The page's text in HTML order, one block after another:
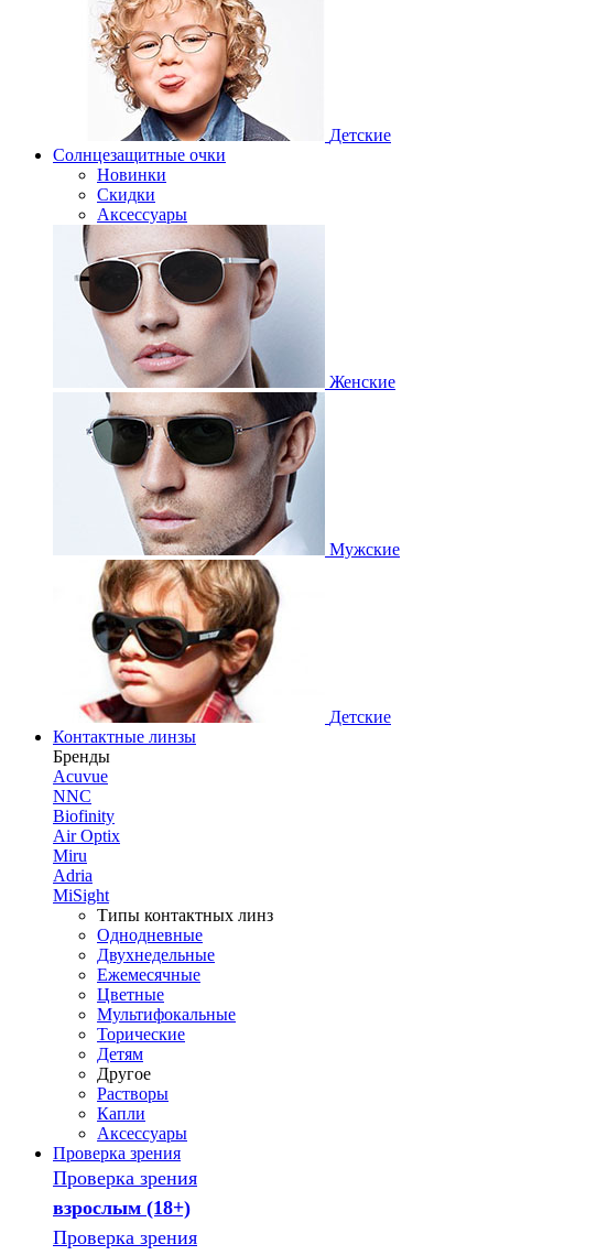
Детские
Солнцезащитные очки
Новинки
Скидки
Аксессуары
Женские
Мужские
Детские
Контактные линзы
Бренды
Acuvue
NNC
Biofinity
Air Optix
Miru
Adria
MiSight
Типы контактных линз
Однодневные
Двухнедельные
Ежемесячные
Цветные
Мультифокальные
Торические
Детям
Другое
Растворы
Капли
Аксессуары
Проверка зрения
Проверка зрения
взрослым (18+)
Проверка зрения